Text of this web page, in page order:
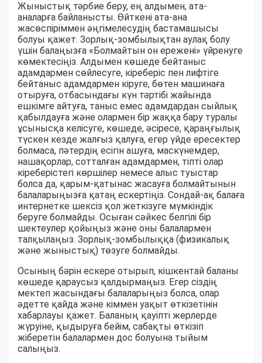
Жыныстық тәрбие беру, ең алдымен, ата-
аналарға байланысты. Өйткені ата-ана
жасөспіріммен әңгімелесудің бастамашысы
болуы қажет. Зорлық-зомбылықтан аулақ болу
үшін балаңызға «Болмайтын он ережені» үйренуге
көмектесіңіз. Алдымен көшеде бейтаныс
адамдармен сөйлесуге, кіреберіс пен лифтіге
бейтаныс адамдармен кіруге, бөтен машинаға
отыруға, отбасындағы күн тәртібі жайында
ешкімге айтуға, таныс емес адамдардан сыйлық
қабылдауға және олармен бір жаққа бару туралы
ұсынысқа келісуге, көшеде, әсіресе, қараңғылық
түскен кезде жалғыз қалуға, егер үйде ересектер
болмаса, пәтердің есігін ашуға, маскүнемдер,
нашақорлар, сотталған адамдармен, тіпті олар
кіреберістегі көршілер немесе алыс туыстар
болса да, қарым-қатынас жасауға болмайтынын
балаларыңызға қатаң ескертіңіз. Сондай-ақ балаға
интернетке шексіз қол жеткізуге мүмкіндік
беруге болмайды. Осыған сәйкес белгілі бір
шектеулер қойыңыз және оны балалармен
талқылаңыз. Зорлық-зомбылыққа (физикалық
және жыныстық) төзуге болмайды.
Осының бәрін ескере отырып, кішкентай баланы
көшеде қараусыз қалдырмаңыз. Егер сіздің
мектеп жасындағы балаларыңыз болса, олар
әдетте қайда және кіммен уақыт өткізетінін
хабарлауы қажет. Баланың қауіпті жерлерде
жүруіне, қыдыруға бейім, сабақты өткізіп
жіберетін балалармен дос болуына тыйым
салыңыз.